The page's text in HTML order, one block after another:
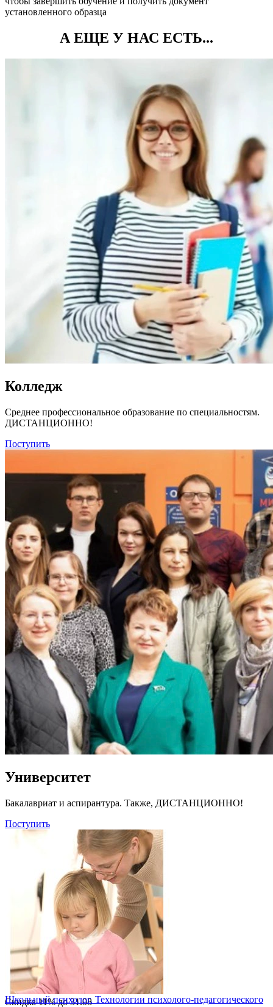
установленного образца
А ЕЩЕ У НАС ЕСТЬ...
Колледж
Среднее профессиональное образование по специальностям.
ДИСТАНЦИОННО!
Поступить
Университет
Бакалавриат и аспирантура. Также, ДИСТАНЦИОННО!
Поступить
Скидка11%до31.08
Школьный психолог. Технологии психолого-педагогического